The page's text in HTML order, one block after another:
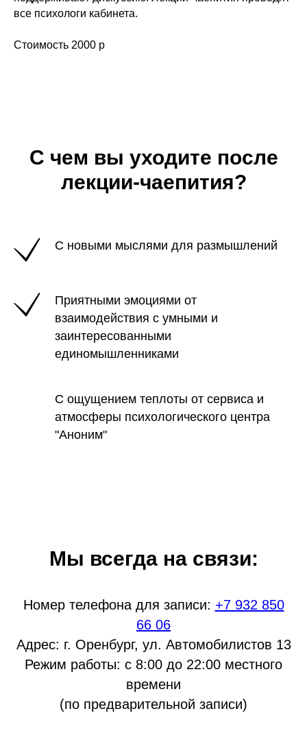
все психологи кабинета.
Стоимость 2000 р
С чем вы уходите после
лекции-чаепития?
С новыми мыслями для размышлений
Приятными эмоциями от
взаимодействия с умными и
заинтересованными
единомышленниками
С ощущением теплоты от сервиса и
атмосферы психологического центра
"Аноним"
Мы всегда на связи:
Номер телефона для записи: +7 932 850
66 06
Адрес: г. Оренбург, ул. Автомобилистов 13
Режим работы: с 8:00 до 22:00 местного
времени
(по предварительной записи)